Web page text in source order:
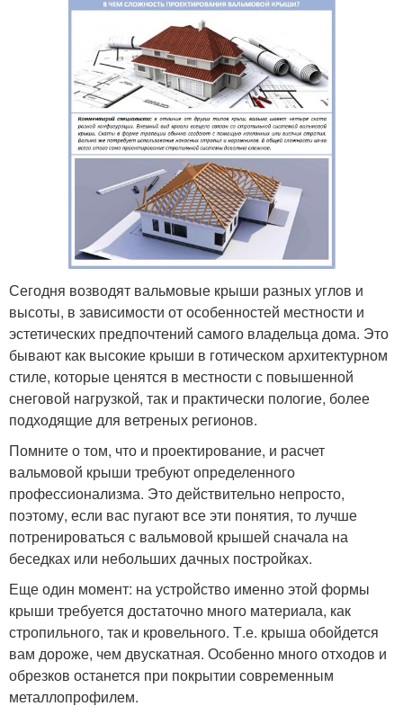
Сегодня возводят вальмовые крыши разных углов и
высоты, в зависимости от особенностей местности и
эстетических предпочтений самого владельца дома. Это
бывают как высокие крыши в готическом архитектурном
стиле, которые ценятся в местности с повышенной
снеговой нагрузкой, так и практически пологие, более
подходящие для ветреных регионов.
Помните о том, что и проектирование, и расчет
вальмовой крыши требуют определенного
профессионализма. Это действительно непросто,
поэтому, если вас пугают все эти понятия, то лучше
потренироваться с вальмовой крышей сначала на
беседках или небольших дачных постройках.
Еще один момент: на устройство именно этой формы
крыши требуется достаточно много материала, как
стропильного, так и кровельного. Т.е. крыша обойдется
вам дороже, чем двускатная. Особенно много отходов и
обрезков останется при покрытии современным
металлопрофилем.